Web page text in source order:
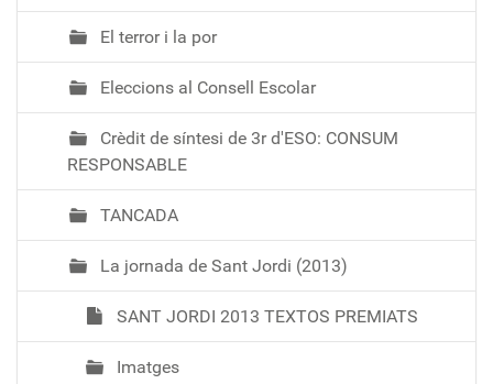
El terror i la por
Eleccions al Consell Escolar
Crèdit de síntesi de 3r d'ESO: CONSUM
RESPONSABLE
TANCADA
La jornada de Sant Jordi (2013)
SANT JORDI 2013 TEXTOS PREMIATS
Imatges